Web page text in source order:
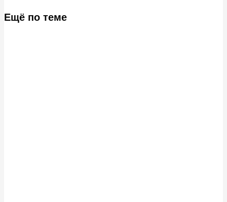
Ещё по теме